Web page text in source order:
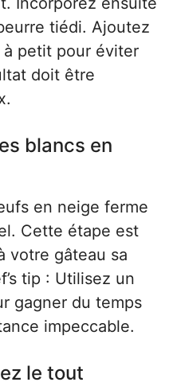
tiédi. Ajoutez
petit pour éviter
doit être
blancs en
en neige ferme
Cette étape est
votre gâteau sa
tip : Utilisez un
gagner du temps
impeccable.
le tout